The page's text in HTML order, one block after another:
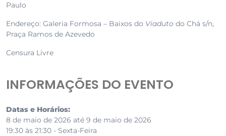
Paulo
Endereço: Galeria Formosa – Baixos do Viaduto do Chá s/n,
Praça Ramos de Azevedo
Censura Livre
INFORMAÇÕES DO EVENTO
Datas e Horários:
8 de maio de 2026 até 9 de maio de 2026
19:30 às 21:30 - Sexta-Feira